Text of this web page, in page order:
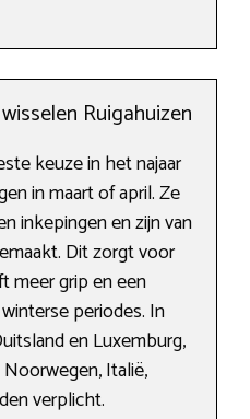
Ruigahuizen
keuze in het najaar
in maart of april. Ze
inkepingen en zijn van
Dit zorgt voor
meer grip en een
periodes. In
en Luxemburg,
Italië,
verplicht.